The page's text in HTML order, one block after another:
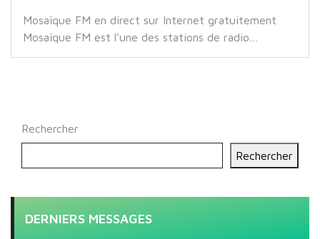
Mosaïque FM en direct sur Internet gratuitement
Mosaïque FM est l'une des stations de radio…
Rechercher
Rechercher
DERNIERS MESSAGES